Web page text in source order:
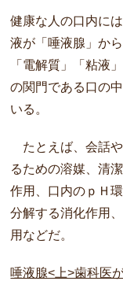
健康な人の口内に
液が「唾液腺」か
「電解質」「粘液
の関門である口の
いる。
たとえば、会話
るための溶媒、清
作用、口内のｐＨ
分解する消化作用
用などだ。
唾液腺<上>歯科医